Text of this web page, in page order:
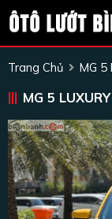
Trang Chủ MG 5
MG 5